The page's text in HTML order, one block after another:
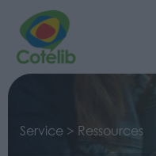
Service > Ressources